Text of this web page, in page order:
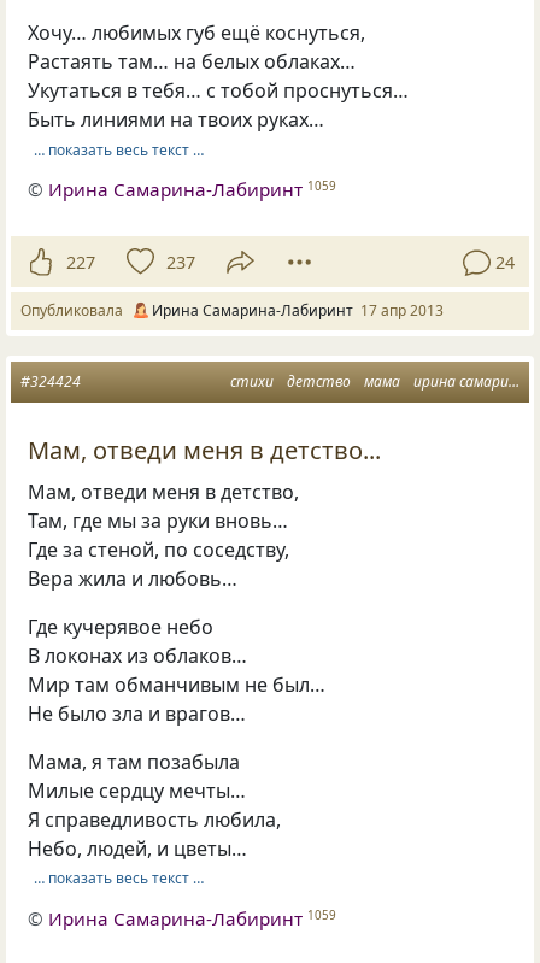
Хочу… любимых губ ещё коснуться,
Растаять там… на белых облаках…
Укутаться в тебя… с тобой проснуться…
Быть линиями на твоих руках…
… показать весь текст …
© Ирина Самарина-Лабиринт 1059
227 237 24
Опубликовала Ирина Самарина-Лабиринт 17 апр 2013
стихи детство мама ирина самарина
#324424
Мам, отведи меня в детство...
Мам, отведи меня в детство,
Там, где мы за руки вновь…
Где за стеной, по соседству,
Вера жила и любовь…
Где кучерявое небо
В локонах из облаков…
Мир там обманчивым не был…
Не было зла и врагов…
Мама, я там позабыла
Милые сердцу мечты…
Я справедливость любила,
Небо, людей, и цветы…
… показать весь текст …
© Ирина Самарина-Лабиринт 1059